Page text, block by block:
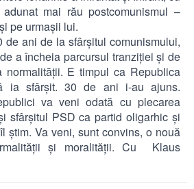
mai rău postcomunismul –
pe urmaşii lui.
de la sfârşitul comunismului,
a încheia parcursul tranziţiei şi de
normalităţii. E timpul ca Republica
ia sfârşit. 30 de ani i-au ajuns.
va veni odată cu plecarea
sfârşitul PSD ca partid oligarhic şi
ştim. Va veni, sunt convins, o nouă
şi moralităţii. Cu Klaus